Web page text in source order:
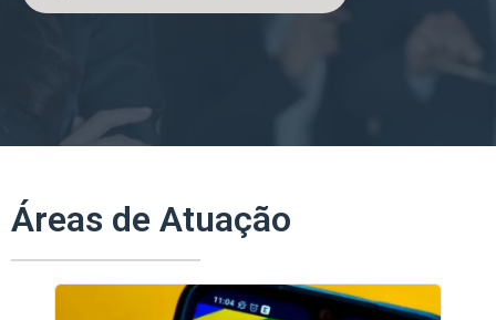
Áreas de Atuação